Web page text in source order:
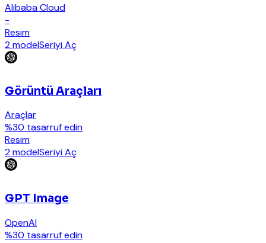
Alibaba Cloud
-
Resim
2 modelSeriyi Aç
Görüntü Araçları
Araçlar
%30 tasarruf edin
Resim
2 modelSeriyi Aç
GPT Image
OpenAI
%30 tasarruf edin